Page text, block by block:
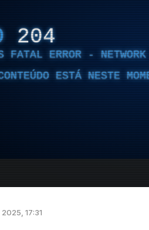
204
FATAL ERROR - NETWORK
ESTÁ NESTE
17:31